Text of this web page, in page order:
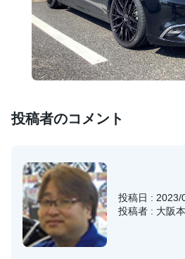
投稿者のコメント
投稿日 : 2023/
投稿者 : 大阪